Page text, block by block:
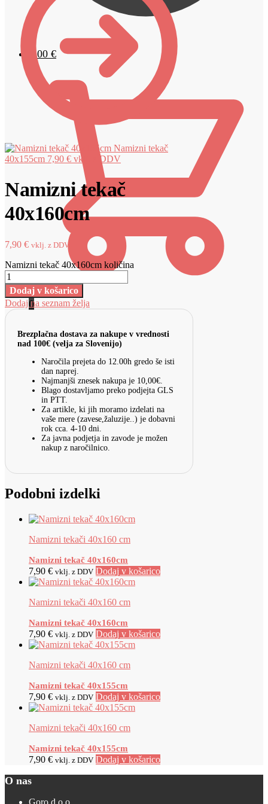
0,00 €
0
Namizni tekač
40x155cm 7,90 € vklj. z DDV
Namizni tekač
40x160cm
7,90 € vklj. z DDV
Namizni tekač 40x160cm količina
Dodaj v košarico
Dodaj na seznam želja
Brezplačna dostava za nakupe v vrednosti
nad 100€ (velja za Slovenijo)
Naročila prejeta do 12.00h gredo še isti
dan naprej.
Najmanjši znesek nakupa je 10,00€.
Blago dostavljamo preko podjejta GLS
in PTT.
Za artikle, ki jih moramo izdelati na
vaše mere (zavese,žaluzije..) je dobavni
rok cca. 4-10 dni.
Za javna podjetja in zavode je možen
nakup z naročilnico.
Podobni izdelki
Namizni tekači 40x160 cm
Namizni tekač 40x160cm
7,90 € vklj. z DDV Dodaj v košarico
Namizni tekači 40x160 cm
Namizni tekač 40x160cm
7,90 € vklj. z DDV Dodaj v košarico
Namizni tekači 40x160 cm
Namizni tekač 40x155cm
7,90 € vklj. z DDV Dodaj v košarico
Namizni tekači 40x160 cm
Namizni tekač 40x155cm
7,90 € vklj. z DDV Dodaj v košarico
O nas
Goro d.o.o.